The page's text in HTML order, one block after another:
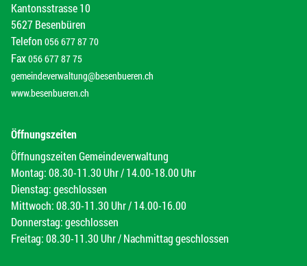
Kantonsstrasse 10
5627 Besenbüren
Telefon 056 677 87 70
Fax056 677 87 75
gemeindeverwaltung@besenbueren.ch
www.besenbueren.ch
Öffnungszeiten
Öffnungszeiten Gemeindeverwaltung
Montag: 08.30-11.30 Uhr / 14.00-18.00 Uhr
Dienstag: geschlossen
Mittwoch: 08.30-11.30 Uhr / 14.00-16.00
Donnerstag: geschlossen
Freitag: 08.30-11.30 Uhr / Nachmittag geschlossen